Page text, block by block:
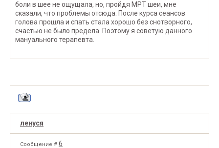
боли в шее не ощущала, но, пройдя МРТ шеи, мне
сказали, что проблемы отсюда. После курса сеансов
голова прошла и спать стала хорошо без снотворного,
счастью не было предела. Поэтому я советую данного
мануального терапевта.
ленуся
Сообщение # 6